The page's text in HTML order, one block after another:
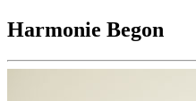
Harmonie Begon